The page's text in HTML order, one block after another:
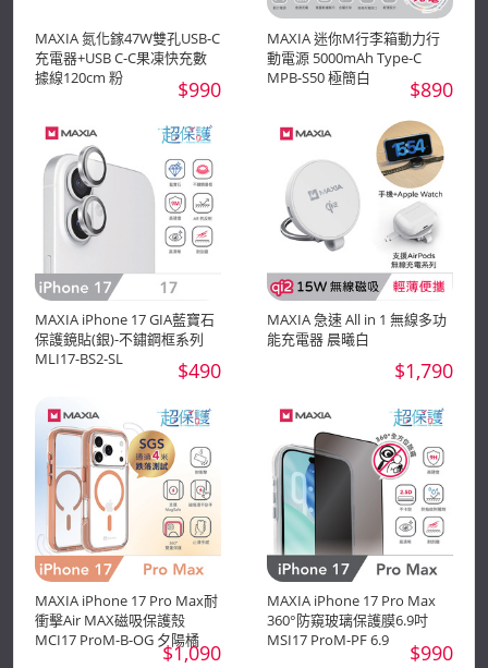
MAXIA 氮化鎵47W雙孔USB-C
充電器+USB C-C果凍快充數
據線120cm 粉
$990
MAXIA 迷你M行李箱動力行
動電源 5000mAh Type-C
MPB-S50 極簡白
$890
MAXIA iPhone 17 GIA藍寶石
保護鏡貼(銀)-不鏽鋼框系列
MLI17-BS2-SL
$490
MAXIA 急速 All in 1 無線多功
能充電器 晨曦白
$1,790
MAXIA iPhone 17 Pro Max耐
衝擊Air MAX磁吸保護殼
MCI17 ProM-B-OG 夕陽橘
$1,090
MAXIA iPhone 17 Pro Max
360°防窺玻璃保護膜6.9吋
MSI17 ProM-PF 6.9
$990